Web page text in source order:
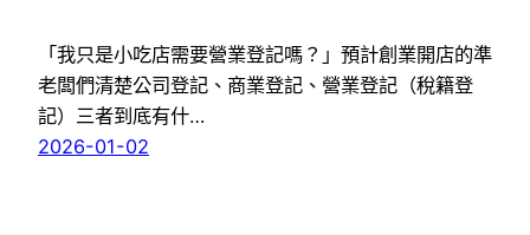
「我只是小吃店需要營業登記嗎？」預計創業開店的準
老闆們清楚公司登記、商業登記、營業登記（稅籍登
記）三者到底有什…
2026-01-02